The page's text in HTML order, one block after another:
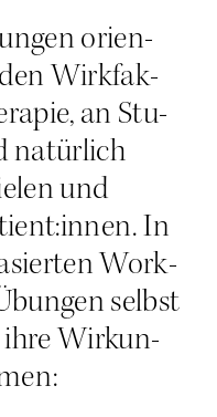
ori­en­
Wirk­fak­
an Stu­
natür­lich
und
In
Work­
selbst
ihre Wir­kun­